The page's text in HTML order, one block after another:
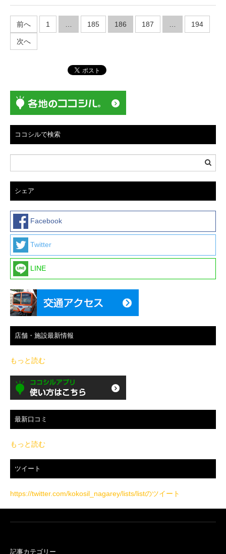
投
稿
ナ
シ
ョ
ン
前へ 1 185 186 187 194
次へ
ココシルで検索
シェア
Facebook
Twitter
LINE
店舗・施設最新情報
もっと読む
最新口コミ
もっと読む
ツイート
https://twitter.com/kokosil_nagarey/lists/listのツイート
記事カテゴリー